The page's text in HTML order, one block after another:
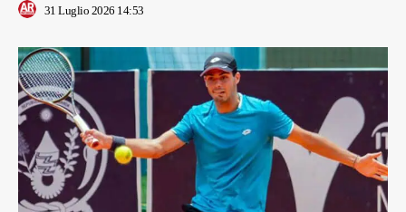
31 Luglio 2026 14:53